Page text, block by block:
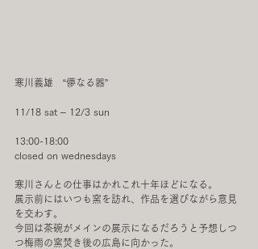
寒川義雄   “儚なる器”
11/18 sat ‒ 12/3 sun
13:00-18:00
closed on wednesdays
寒川さんとの仕事はかれこれ十年ほどになる。
展示前にはいつも窯を訪れ、作品を選びながら意見
を交わす。
今回は茶碗がメインの展示になるだろうと予想しつ
つ梅雨の窯焚き後の広島に向かった。